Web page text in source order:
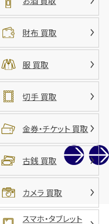
財布 買取
服 買取
切手 買取
金券・チケット 買取
古銭 買取
カメラ 買取
スマホ・タブレット